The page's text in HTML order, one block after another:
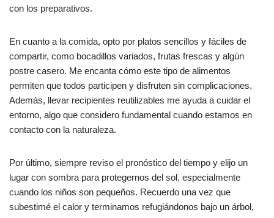
con los preparativos.
En cuanto a la comida, opto por platos sencillos y fáciles de
compartir, como bocadillos variados, frutas frescas y algún
postre casero. Me encanta cómo este tipo de alimentos
permiten que todos participen y disfruten sin complicaciones.
Además, llevar recipientes reutilizables me ayuda a cuidar el
entorno, algo que considero fundamental cuando estamos en
contacto con la naturaleza.
Por último, siempre reviso el pronóstico del tiempo y elijo un
lugar con sombra para protegernos del sol, especialmente
cuando los niños son pequeños. Recuerdo una vez que
subestimé el calor y terminamos refugiándonos bajo un árbol,